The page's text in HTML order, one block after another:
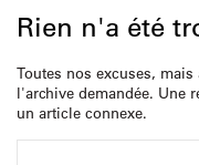
Rien n'a été
Toutes nos excuses,
l'archive demandée. Une
un article connexe.